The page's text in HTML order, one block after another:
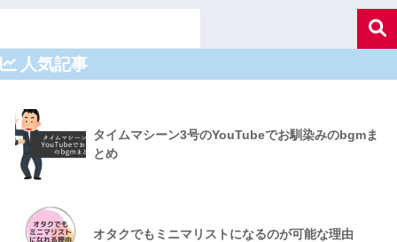
人気記事
タイムマシーン3号のYouTubeでお馴染みのbgmま
とめ
オタクでもミニマリストになるのが可能な理由